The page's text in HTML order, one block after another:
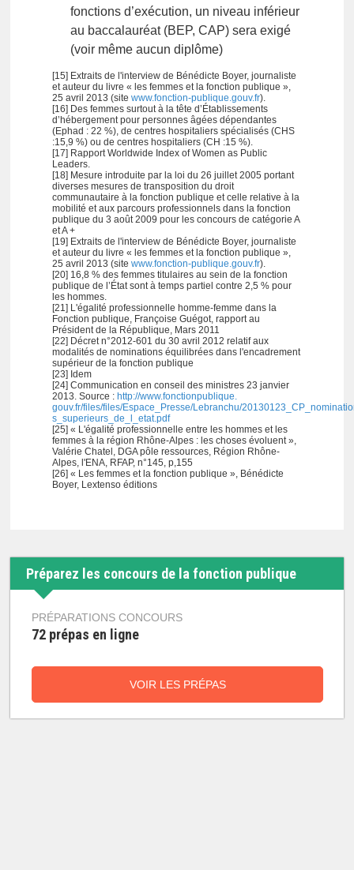
fonctions d’exécution, un niveau inférieur
au baccalauréat (BEP, CAP) sera exigé
(voir même aucun diplôme)
[15] Extraits de l'interview de Bénédicte Boyer, journaliste
et auteur du livre « les femmes et la fonction publique »,
25 avril 2013 (sitewww.fonction-publique.gouv.fr).
[16] Des femmes surtout à la tête d’Établissements
d’hébergement pour personnes âgées dépendantes
(Ephad : 22 %), de centres hospitaliers spécialisés (CHS
:15,9 %) ou de centres hospitaliers (CH :15 %).
[17] Rapport Worldwide Index of Women as Public
Leaders.
[18] Mesure introduite par la loi du 26 juillet 2005 portant
diverses mesures de transposition du droit
communautaire à la fonction publique et celle relative à la
mobilité et aux parcours professionnels dans la fonction
publique du 3 août 2009 pour les concours de catégorie A
et A +
[19] Extraits de l'interview de Bénédicte Boyer, journaliste
et auteur du livre « les femmes et la fonction publique »,
25 avril 2013 (sitewww.fonction-publique.gouv.fr).
[20] 16,8 % des femmes titulaires au sein de la fonction
publique de l’État sont à temps partiel contre 2,5 % pour
les hommes.
[21] L'égalité professionnelle homme-femme dans la
Fonction publique, Françoise Guégot, rapport au
Président de la République, Mars 2011
[22] Décret n°2012-601 du 30 avril 2012 relatif aux
modalités de nominations équilibrées dans l'encadrement
supérieur de la fonction publique
[23] Idem
[24] Communication en conseil des ministres 23 janvier
2013. Source : http://www.fonctionpublique.
gouv.fr/files/files/Espace_Presse/Lebranchu/
s_superieurs_de_l_etat.pdf
[25] « L'égalité professionnelle entre les hommes et les
femmes à la région Rhône-Alpes : les choses évoluent »,
Valérie Chatel, DGA pôle ressources, Région Rhône-
Alpes, l'ENA, RFAP, n°145, p,155
[26] « Les femmes et la fonction publique », Bénédicte
Boyer, Lextenso éditions
Préparez les concours de la fonction publique
PRÉPARATIONS CONCOURS
72 prépas en ligne
VOIR LES PRÉPAS